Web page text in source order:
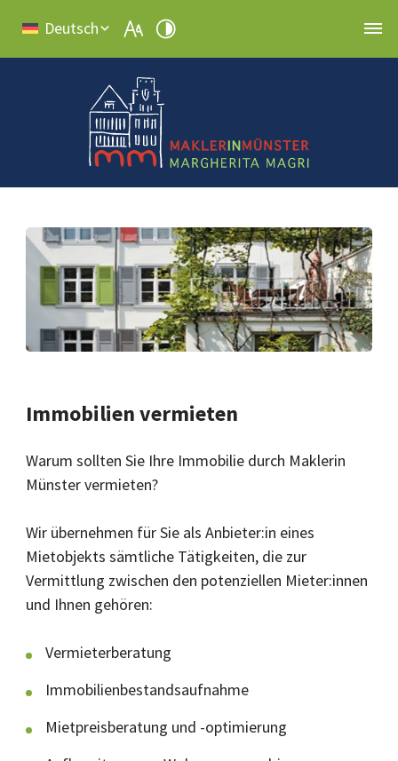
Deutsch
Immobilien vermieten
Warum sollten Sie Ihre Immobilie durch Maklerin
Münster vermieten?
Wir übernehmen für Sie als Anbieter:in eines
Mietobjekts sämtliche Tätigkeiten, die zur
Vermittlung zwischen den potenziellen Mieter:innen
und Ihnen gehören:
Vermieterberatung
Immobilienbestandsaufnahme
Mietpreisberatung und -optimierung